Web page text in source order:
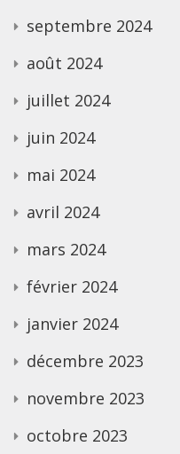
septembre 2024
août 2024
juillet 2024
juin 2024
mai 2024
avril 2024
mars 2024
février 2024
janvier 2024
décembre 2023
novembre 2023
octobre 2023